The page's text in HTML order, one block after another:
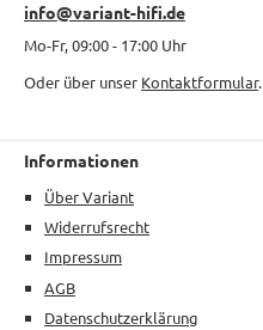
info@variant-hifi.de
Mo-Fr, 09:00 - 17:00 Uhr
Oder über unser Kontaktformular.
Informationen
Über Variant
Widerrufsrecht
Impressum
AGB
Datenschutzerklärung